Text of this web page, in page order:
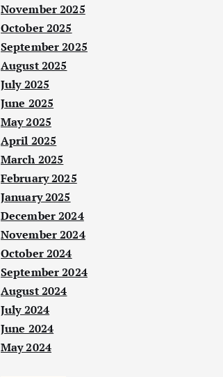
November 2025
October 2025
September 2025
August 2025
July 2025
June 2025
May 2025
April 2025
March 2025
February 2025
January 2025
December 2024
November 2024
October 2024
September 2024
August 2024
July 2024
June 2024
May 2024